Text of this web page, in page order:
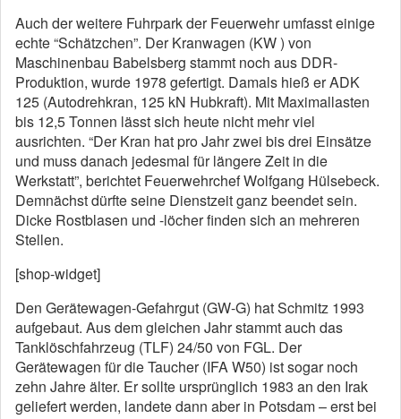
Auch der weitere Fuhrpark der Feuerwehr umfasst einige
echte “Schätzchen”. Der Kranwagen (KW ) von
Maschinenbau Babelsberg stammt noch aus DDR-
Produktion, wurde 1978 gefertigt. Damals hieß er ADK
125 (Autodrehkran, 125 kN Hubkraft). Mit Maximallasten
bis 12,5 Tonnen lässt sich heute nicht mehr viel
ausrichten. “Der Kran hat pro Jahr zwei bis drei Einsätze
und muss danach jedesmal für längere Zeit in die
Werkstatt”, berichtet Feuerwehrchef Wolfgang Hülsebeck.
Demnächst dürfte seine Dienstzeit ganz beendet sein.
Dicke Rostblasen und -löcher finden sich an mehreren
Stellen.
[shop-widget]
Den Gerätewagen-Gefahrgut (GW-G) hat Schmitz 1993
aufgebaut. Aus dem gleichen Jahr stammt auch das
Tanklöschfahrzeug (TLF) 24/50 von FGL. Der
Gerätewagen für die Taucher (IFA W50) ist sogar noch
zehn Jahre älter. Er sollte ursprünglich 1983 an den Irak
geliefert werden, landete dann aber in Potsdam – erst bei